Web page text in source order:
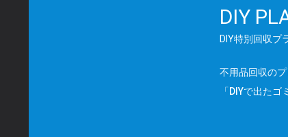
DIY
DIY特別回収プ
不用品回収のプ
「DIYで出た